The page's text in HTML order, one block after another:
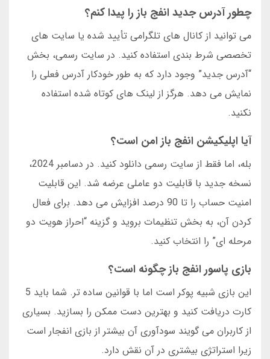
چطور آدرس جدید انفج باز را پیدا کنم؟
می توانید از کانال های تلگرامی تأیید شده یا سایت های
تخصصی شرط بندی استفاده کنید. در سایت رسمی، بخش
“آدرس جدید” وجود دارد که به طور خودکار آدرس فعلی را
نمایش می دهد. هرگز از لینک های کوتاه شده استفاده
نکنید.
آیا اپلیکیشن انفج باز امن است؟
بله، اما فقط از سایت رسمی دانلود کنید. در دسامبر 2024،
نسخه جدید با قابلیت دو عاملی عرضه شد. این قابلیت
امنیت حساب را تا 90 درصد افزایش می دهد. برای فعال
کردن آن، به بخش تنظیمات بروید و گزینه “احراز هویت دو
مرحله ای” را انتخاب کنید.
بازی پاسور انفج باز چگونه است؟
این بازی شبیه پوکر است اما با قوانین ساده تر. شما باید 5
کارت دریافت کنید و بهترین دست ممکن را بسازید. بسیاری
از کاربران می گویند سودآوری آن بیشتر از بازی انفجار است
زیرا استراتژی بیشتری در آن نقش دارد.